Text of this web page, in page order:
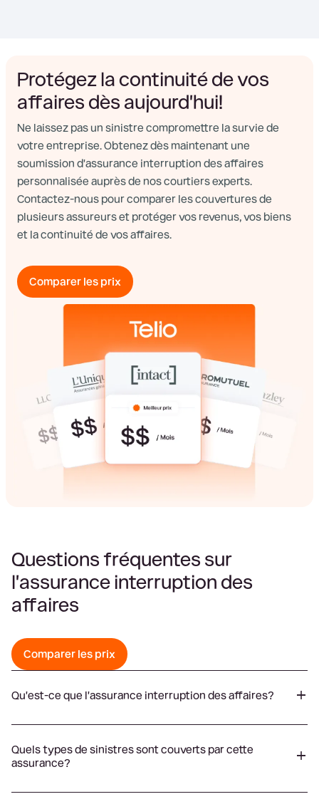
Protégez la continuité de vos
affaires dès aujourd'hui!
Ne laissez pas un sinistre compromettre la survie de
votre entreprise. Obtenez dès maintenant une
soumission d'assurance interruption des affaires
personnalisée auprès de nos courtiers experts.
Contactez-nous pour comparer les couvertures de
plusieurs assureurs et protéger vos revenus, vos biens
et la continuité de vos affaires.
Comparer les prix
Questions fréquentes sur
l'assurance interruption des
affaires
Comparer les prix
Qu'est-ce que l'assurance interruption des affaires?
Quels types de sinistres sont couverts par cette
assurance?